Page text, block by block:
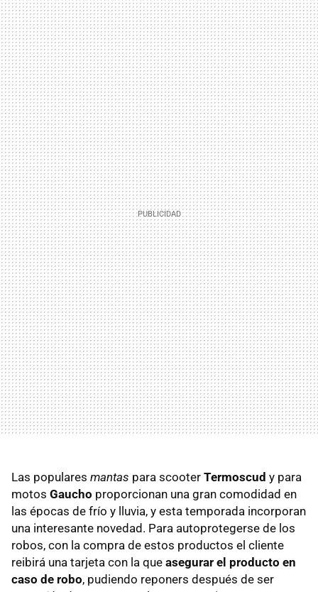
Las populares mantas para scooter Termoscud y para
motos Gaucho proporcionan una gran comodidad en
las épocas de frío y lluvia, y esta temporada incorporan
una interesante novedad. Para autoprotegerse de los
robos, con la compra de estos productos el cliente
reibirá una tarjeta con la que asegurar el producto en
caso de robo, pudiendo reponers después de ser